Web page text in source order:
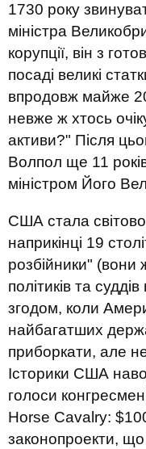
1730 року
міністра
корупції, він з
посаді великі
впродовж майже
невже ж хтось
активи?" Після
Волпол ще 11
міністром Його
США стала
наприкінці 19
розбійники" (вони
політиків та
згодом, коли
найбагатших
приборкати, але
Історики США
голоси
Horse Cavalry:
законопроекти, що